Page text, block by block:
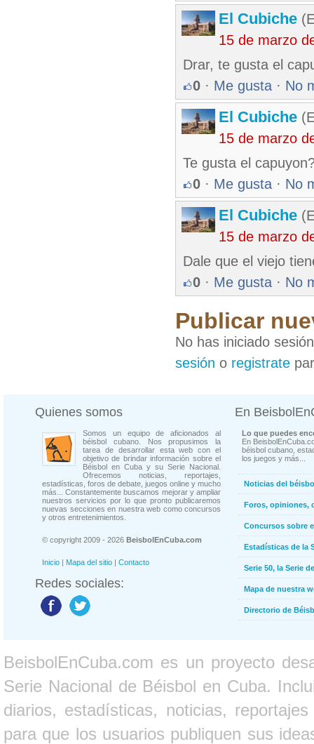
El Cubiche
15 de marzo
Drar, te gusta el
0 · Me gusta · No
El Cubiche
15 de marzo
Te gusta el
0 · Me gusta · No
El Cubiche
15 de marzo
Dale que el viejo
0 · Me gusta · No
Publicar
No has iniciado
sesión o registrate
Quienes somos
Somos un equipo de aficionados al
béisbol cubano. Nos propusimos la
tarea de desarrollar esta web con el
objetivo de brindar información sobre el
Béisbol en Cuba y su Serie Nacional.
Ofrecemos noticias, reportajes,
estadísticas, foros de debate, juegos online y mucho
más... Constantemente buscamos mejorar y ampliar
nuestros servicios por lo que pronto publicaremos
nuevas secciones en nuestra web como concursos
y otros entretenimientos.
© copyright 2009 - 2026 BeisbolEnCuba.com
Inicio | Mapa del sitio | Contacto
Redes sociales:
En
Lo que puedes
En
béisbol cubano,
los juegos y más...
Noticias del
Foros, opiniones,
Concursos sobre
Estadísticas de la
Serie 50, la Serie
Mapa de nuestra
Directorio de
BeisbolEnCuba.com es un proyecto
Serie Nacional de Béisbol en Cuba.
diarios, estadísticas, noticias,
para que los usuarios publiquen sus